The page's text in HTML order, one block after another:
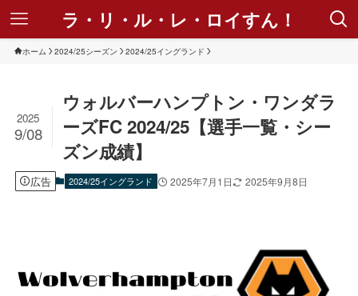
ラ・リ・ル・レ・ロイすん！
ホーム 2024/25シーズン 2024/25イングランド
ウォルバーハンプトン・ワンダラ
ーズFC 2024/25【選手一覧・シー
ズン成績】
2025
9/08
広告 2024/25イングランド 2025年7月1日 2025年9月8日